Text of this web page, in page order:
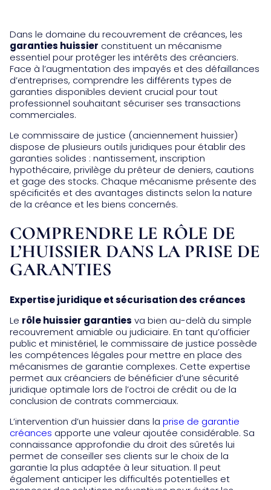
Dans le domaine du recouvrement de créances, les
garanties huissier constituent un mécanisme
essentiel pour protéger les intérêts des créanciers.
Face à l’augmentation des impayés et des défaillances
d’entreprises, comprendre les différents types de
garanties disponibles devient crucial pour tout
professionnel souhaitant sécuriser ses transactions
commerciales.
Le commissaire de justice (anciennement huissier)
dispose de plusieurs outils juridiques pour établir des
garanties solides : nantissement, inscription
hypothécaire, privilège du prêteur de deniers, cautions
et gage des stocks. Chaque mécanisme présente des
spécificités et des avantages distincts selon la nature
de la créance et les biens concernés.
COMPRENDRE LE RÔLE DE
L’HUISSIER DANS LA PRISE DE
GARANTIES
Expertise juridique et sécurisation des créances
Le rôle huissier garanties va bien au-delà du simple
recouvrement amiable ou judiciaire. En tant qu’officier
public et ministériel, le commissaire de justice possède
les compétences légales pour mettre en place des
mécanismes de garantie complexes. Cette expertise
permet aux créanciers de bénéficier d’une sécurité
juridique optimale lors de l’octroi de crédit ou de la
conclusion de contrats commerciaux.
L’intervention d’un huissier dans la prise de garantie
créances apporte une valeur ajoutée considérable. Sa
connaissance approfondie du droit des sûretés lui
permet de conseiller ses clients sur le choix de la
garantie la plus adaptée à leur situation. Il peut
également anticiper les difficultés potentielles et